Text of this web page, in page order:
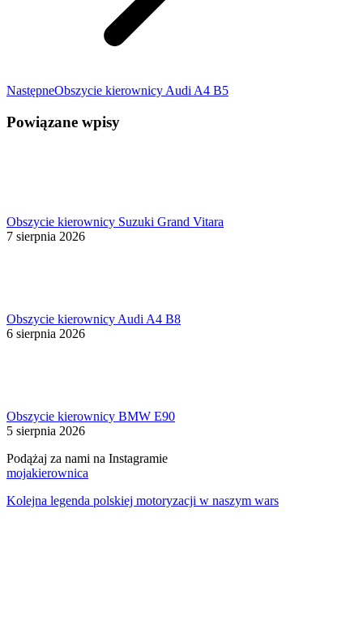
NastępneNastępny
Obszycie kierownicy Audi A4 B5
Powiązane wpisy
Obszycie kierownicy Suzuki Grand Vitara
7 sierpnia 2026
Obszycie kierownicy Audi A4 B8
6 sierpnia 2026
Obszycie kierownicy BMW E90
5 sierpnia 2026
Podążaj za nami na Instagramie
mojakierownica
Kolejna legenda polskiej motoryzacji w naszym wars